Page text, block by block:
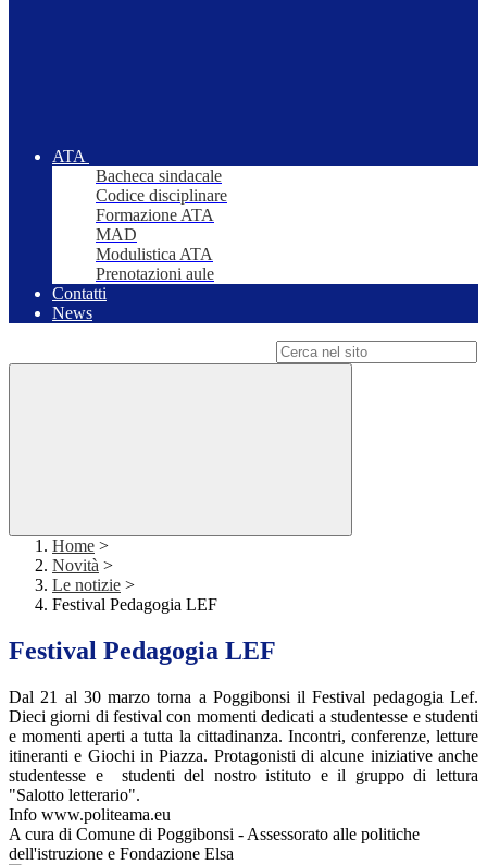
ATA
Bacheca sindacale
Codice disciplinare
Formazione ATA
MAD
Modulistica ATA
Prenotazioni aule
Contatti
News
Home >
Novità >
Le notizie >
Festival Pedagogia LEF
Festival Pedagogia LEF
Dal 21 al 30 marzo torna a Poggibonsi il Festival pedagogia Lef.
Dieci giorni di festival con momenti dedicati a studentesse e studenti
e momenti aperti a tutta la cittadinanza. Incontri, conferenze, letture
itineranti e Giochi in Piazza. Protagonisti di alcune iniziative anche
studentesse e studenti del nostro istituto e il gruppo di lettura
"Salotto letterario".
Info www.politeama.eu
A cura di Comune di Poggibonsi - Assessorato alle politiche
dell'istruzione e Fondazione Elsa